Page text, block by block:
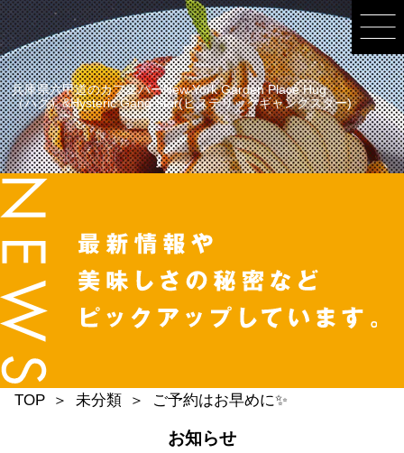
兵庫県六甲道のカフェバーNew York Garden Place Hug
（ハグ）&Hysteric Gang Star(ヒステリックギャングスター)
TOP 未分類 ご予約はお早めに✨
お知らせ